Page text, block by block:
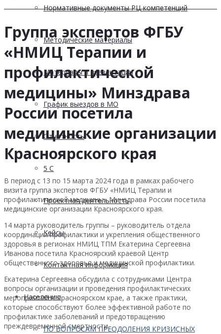
Нормативные документы РЦ компетенций
Методические материалы
Материалы и презентации
График выездов в МО
Отчетность
5 С
Проектная деятельность
Кейсы
Контактная информация
Населению
ПО ВОПРОСАМ ПРЕОДОЛЕНИЯ КРИЗИСНЫХ
Группа экспертов ФГБУ
«НМИЦ Терапии и
профилактической
медицины» Минздрава
России посетила
медицинские организации
Красноярского края
В период с 13 по 15 марта 2024 года в рамках рабочего
визита группа экспертов ФГБУ «НМИЦ Терапии и
профилактической медицины» Минздрава России посетила
медицинские организации Красноярского края.
14 марта руководитель группы – руководитель отдела
координации профилактики и укрепления общественного
здоровья в регионах НМИЦ ТПМ Екатерина Сергеевна
Иванова посетила Красноярский краевой Центр
общественного здоровья и медицинской профилактики.
Екатерина Сергеевна обсудила с сотрудниками Центра
вопросы организации и проведения профилактических
мероприятий в Красноярском крае, а также практики,
которые способствуют более эффективной работе по
профилактике заболеваний и предотвращению
преждевременной смертности.